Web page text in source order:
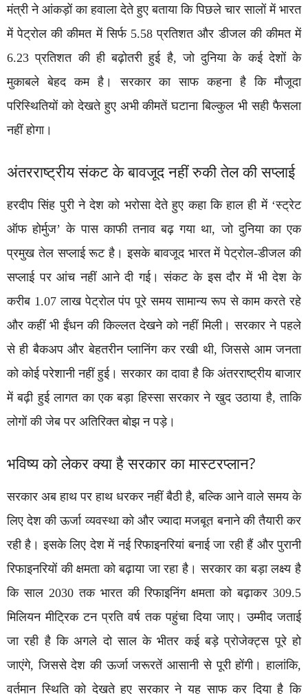
मंत्री ने आंकड़ों का हवाला देते हुए बताया कि पिछले चार सालों में भारत
में पेट्रोल की कीमत में सिर्फ 5.58 प्रतिशत और डीजल की कीमत में
6.23 प्रतिशत की ही बढ़ोतरी हुई है, जो दुनिया के कई देशों के
मुकाबले बेहद कम है। सरकार का साफ कहना है कि मौजूदा
परिस्थितियों को देखते हुए अभी कीमतें घटाना बिल्कुल भी सही फैसला
नहीं होगा।
अंतरराष्ट्रीय संकट के बावजूद नहीं रुकी तेल की सप्लाई
हरदीप सिंह पुरी ने देश को भरोसा देते हुए कहा कि हाल ही में ‘स्ट्रेट
ऑफ होर्मुज’ के पास काफी तनाव बढ़ गया था, जो दुनिया का एक
प्रमुख तेल सप्लाई रूट है। इसके बावजूद भारत में पेट्रोल-डीजल की
सप्लाई पर आंच नहीं आने दी गई। संकट के इस दौर में भी देश के
करीब 1.07 लाख पेट्रोल पंप पूरे समय सामान्य रूप से काम करते रहे
और कहीं भी ईंधन की किल्लत देखने को नहीं मिली। सरकार ने पहले
से ही बैकअप और बेहतरीन प्लानिंग कर रखी थी, जिससे आम जनता
को कोई परेशानी नहीं हुई। सरकार का दावा है कि अंतरराष्ट्रीय बाजार
में बढ़ी हुई लागत का एक बड़ा हिस्सा सरकार ने खुद उठाया है, ताकि
लोगों की जेब पर अतिरिक्त बोझ न पड़े।
भविष्य को लेकर क्या है सरकार का मास्टरप्लान?
सरकार अब हाथ पर हाथ धरकर नहीं बैठी है, बल्कि आने वाले समय के
लिए देश की ऊर्जा व्यवस्था को और ज्यादा मजबूत बनाने की तैयारी कर
रही है। इसके लिए देश में नई रिफाइनरियां बनाई जा रही हैं और पुरानी
रिफाइनरियों की क्षमता को बढ़ाया जा रहा है। सरकार का बड़ा लक्ष्य है
कि साल 2030 तक भारत की रिफाइनिंग क्षमता को बढ़ाकर 309.5
मिलियन मीट्रिक टन प्रति वर्ष तक पहुंचा दिया जाए। उम्मीद जताई
जा रही है कि अगले दो साल के भीतर कई बड़े प्रोजेक्ट्स पूरे हो
जाएंगे, जिससे देश की ऊर्जा जरूरतें आसानी से पूरी होंगी। हालांकि,
वर्तमान स्थिति को देखते हुए सरकार ने यह साफ कर दिया है कि